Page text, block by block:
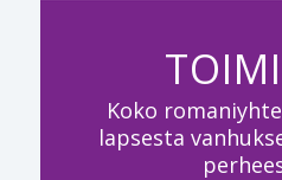
Koko
lapsesta